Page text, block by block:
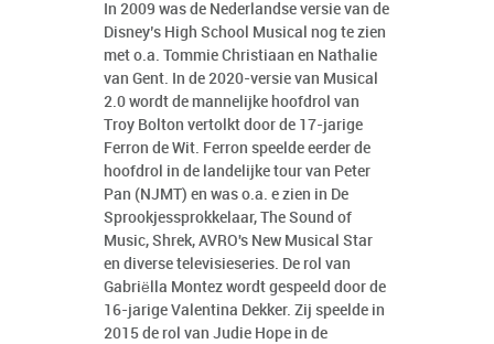
In 2009 was de Nederlandse versie van de
Disney’s High School Musical nog te zien
met o.a. Tommie Christiaan en Nathalie
van Gent. In de 2020-versie van Musical
2.0 wordt de mannelijke hoofdrol van
Troy Bolton vertolkt door de 17-jarige
Ferron de Wit. Ferron speelde eerder de
hoofdrol in de landelijke tour van Peter
Pan (NJMT) en was o.a. e zien in De
Sprookjessprokkelaar, The Sound of
Music, Shrek, AVRO's New Musical Star
en diverse televisieseries. De rol van
Gabriëlla Montez wordt gespeeld door de
16-jarige Valentina Dekker. Zij speelde in
2015 de rol van Judie Hope in de